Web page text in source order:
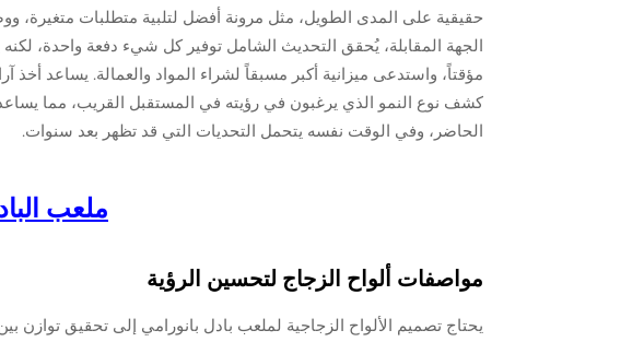
حقيقية على المدى الطويل، مثل مرونة أفضل لتلبية متطلبات
الجهة المقابلة، يُحقق التحديث الشامل توفير كل شيء دفعة واحدة، لكنه
مؤقتاً، واستدعى ميزانية أكبر مسبقاً لشراء المواد والعمالة. يساعد
كشف نوع النمو الذي يرغبون في رؤيته في المستقبل القريب، مما
الحاضر، وفي الوقت نفسه يتحمل التحديات التي قد تظهر بعد سنوات.
ملعب
مواصفات ألواح الزجاج لتحسين الرؤية
يحتاج تصميم الألواح الزجاجية لملعب بادل بانورامي إلى تحقيق توازن